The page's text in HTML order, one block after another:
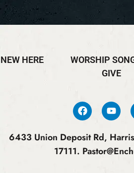
NEW HERE WORSHIP
GIVE
6433 Union Deposit Rd,
17111.